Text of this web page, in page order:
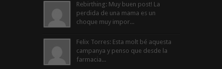
Rebirthing: Muy buen post! La
perdida de una mama es un
choque muy impor...
Felix Torres: Esta molt bé aquesta
campanya y penso que desde la
farmacia...